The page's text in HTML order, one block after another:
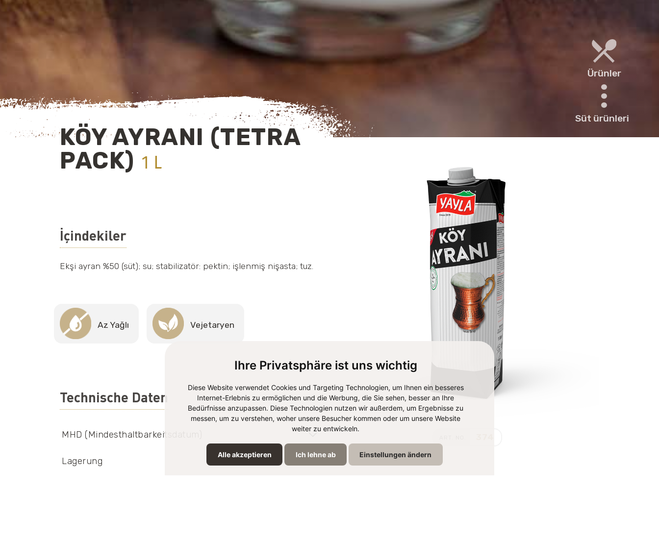
Ihre Privatsphäre ist uns wichtig
Diese Website verwendet Cookies und Targeting Technologien, um Ihnen ein besseres
Internet-Erlebnis zu ermöglichen und die Werbung, die Sie sehen, besser an Ihre
Bedürfnisse anzupassen. Diese Technologien nutzen wir außerdem, um Ergebnisse zu
messen, um zu verstehen, woher unsere Besucher kommen oder um unsere Website
weiter zu entwickeln.
Alle akzeptieren Ich lehne ab Einstellungen ändern
Ürünler
Süt ürünleri
KÖY AYRANI (TETRA
PACK) 1 L
İçindekiler
Ekşi ayran %50 (süt); su; stabilizatör: pektin; işlenmiş nişasta; tuz.
Az Yağlı Vejetaryen
Technische Daten
MHD (Mindesthaltbarkeitsdatum)
Lagerung